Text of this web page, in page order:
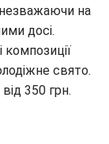
незважаючи на
досі.
композиції
свято.
350 грн.